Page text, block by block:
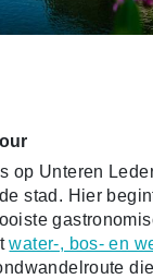
op Unteren
stad. Hier
water-, bos- en